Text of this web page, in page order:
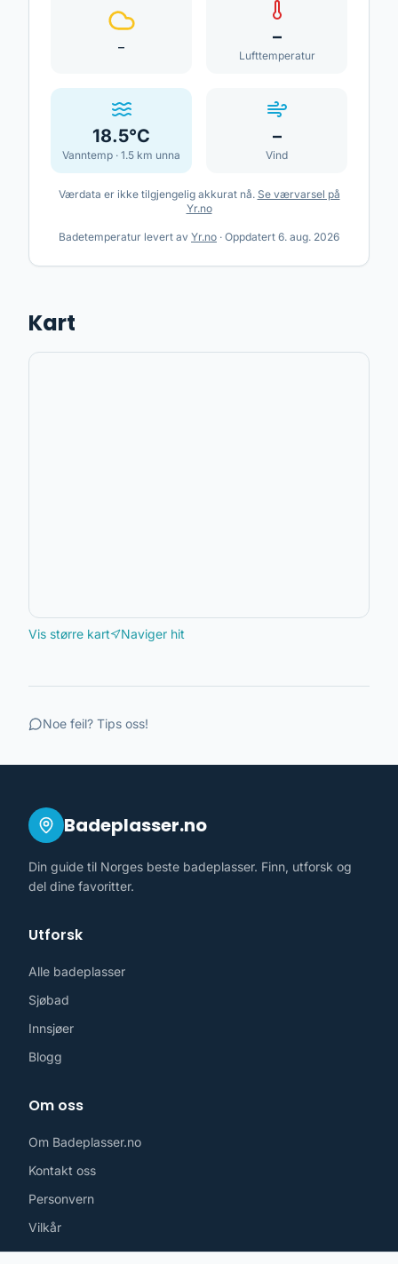
– –
Lufttemperatur
18.5°C
Vanntemp · 1.5 km unna
–
Vind
Værdata er ikke tilgjengelig akkurat nå. Se værvarsel på
Yr.no
Badetemperatur levert av Yr.no · Oppdatert 6. aug. 2026
Kart
Vis større kart Naviger hit
Noe feil? Tips oss!
Badeplasser.no
Din guide til Norges beste badeplasser. Finn, utforsk og
del dine favoritter.
Utforsk
Alle badeplasser
Sjøbad
Innsjøer
Blogg
Om oss
Om Badeplasser.no
Kontakt oss
Personvern
Vilkår